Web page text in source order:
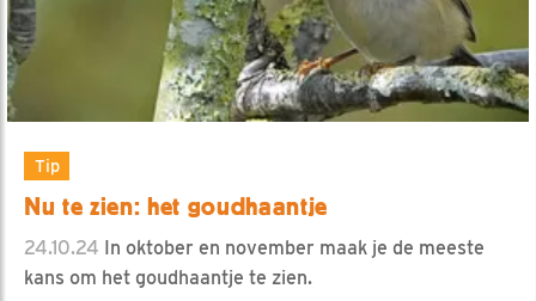
Tip
Nu te zien: het goudhaantje
24.10.24 In oktober en november maak je de meeste
kans om het goudhaantje te zien.